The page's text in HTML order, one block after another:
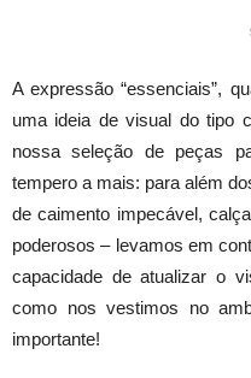
A expressão “essenciais”,
uma ideia de visual do tipo
nossa seleção de peças
tempero a mais: para além
de caimento impecável,
poderosos – levamos em
capacidade de atualizar o
como nos vestimos no
importante!